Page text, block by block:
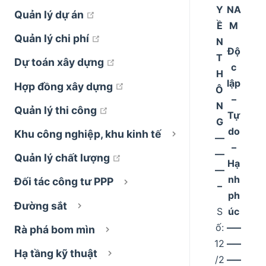
Quản lý dự án
Quản lý chi phí
Dự toán xây dựng
open in new window
Hợp đồng xây dựng
open in new window
Quản lý thi công
Khu công nghiệp, khu kinh tế
Quản lý chất lượng
open in new window
Đối tác công tư PPP
Đường sắt
Rà phá bom mìn
Hạ tầng kỹ thuật
Y
Ề
N
T
H
Ô
N
G
––
––
––
–
S
ố:
12
/2
NA
M
Độ
c
lập
–
Tự
do
–
Hạ
nh
ph
úc
–––
–––
–––